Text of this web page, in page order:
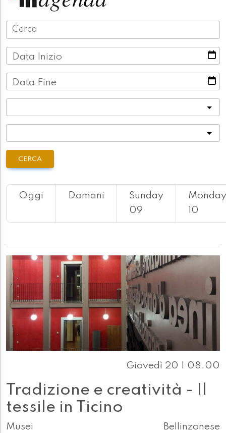
Data Inizio
Data Fine
CERCA
Oggi Domani
Sunday
09
Monday
10
Giovedì 20 | 08.00
Tradizione e creatività - Il
tessile in Ticino
Musei Bellinzonese